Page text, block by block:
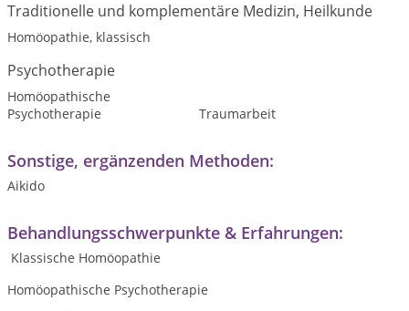
Traditionelle und komplementäre Medizin, Heilkunde
Homöopathie, klassisch
Psychotherapie
Homöopathische
Psychotherapie
Traumarbeit
Sonstige, ergänzenden Methoden:
Aikido
Behandlungsschwerpunkte & Erfahrungen:
Klassische Homöopathie
Homöopathische Psychotherapie